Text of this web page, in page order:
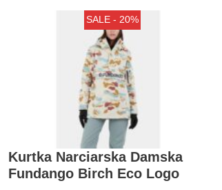
SALE - 20%
Kurtka Narciarska Damska
Fundango Birch Eco Logo